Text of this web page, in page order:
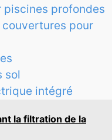
piscines profondes
pour
sol
intégré
la filtration de la